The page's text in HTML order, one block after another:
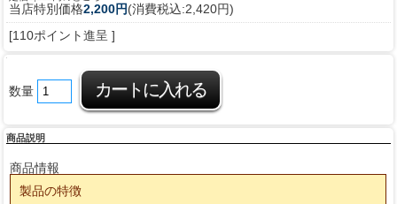
当店特別価格2,200円(消費税込:2,420円)
[110ポイント進呈 ]
数量
商品説明
商品情報
製品の特徴